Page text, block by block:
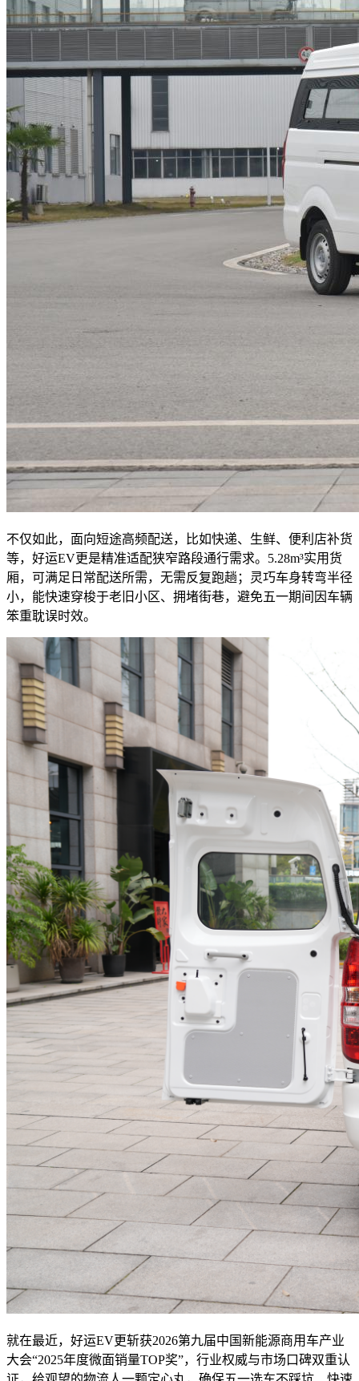
不仅如此，面向短途高频配送，比如快递、生鲜、便利店补货
等，好运EV更是精准适配狭窄路段通行需求。5.28m³实用货
厢，可满足日常配送所需，无需反复跑趟；灵巧车身转弯半径
小，能快速穿梭于老旧小区、拥堵街巷，避免五一期间因车辆
笨重耽误时效。
就在最近，好运EV更斩获2026第九届中国新能源商用车产业
大会“2025年度微面销量TOP奖”，行业权威与市场口碑双重认